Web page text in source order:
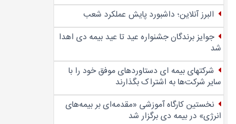
البرز آنلاین؛ داشبورد پایش عملکرد شعب
جوایز برندگان جشنواره عید تا عید بیمه دی اهدا
شد
شرکتهای بیمه ای دستاوردهای موفق خود را با
سایر شرکت‌ها به اشتراک بگذارند
نخستین کارگاه آموزشی «مقدمه‌ای بر بیمه‌های
انرژی» در بیمه دی برگزار شد